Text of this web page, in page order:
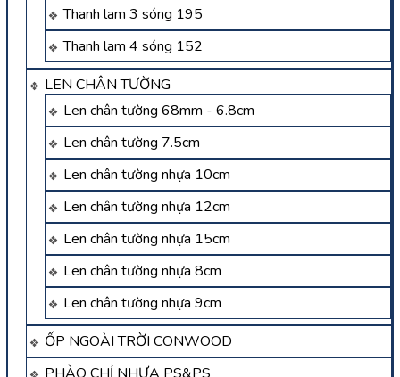
Thanh lam 3 sóng 195
Thanh lam 4 sóng 152
LEN CHÂN TƯỜNG
Len chân tường 68mm - 6.8cm
Len chân tường 7.5cm
Len chân tường nhựa 10cm
Len chân tường nhựa 12cm
Len chân tường nhựa 15cm
Len chân tường nhựa 8cm
Len chân tường nhựa 9cm
ỐP NGOÀI TRỜI CONWOOD